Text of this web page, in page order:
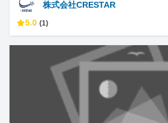
株式会社CRESTAR
5.0 (1)